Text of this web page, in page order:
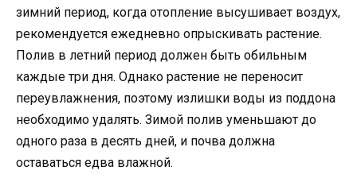
зимний период, когда отопление высушивает воздух,
рекомендуется ежедневно опрыскивать растение.
Полив в летний период должен быть обильным
каждые три дня. Однако растение не переносит
переувлажнения, поэтому излишки воды из поддона
необходимо удалять. Зимой полив уменьшают до
одного раза в десять дней, и почва должна
оставаться едва влажной.